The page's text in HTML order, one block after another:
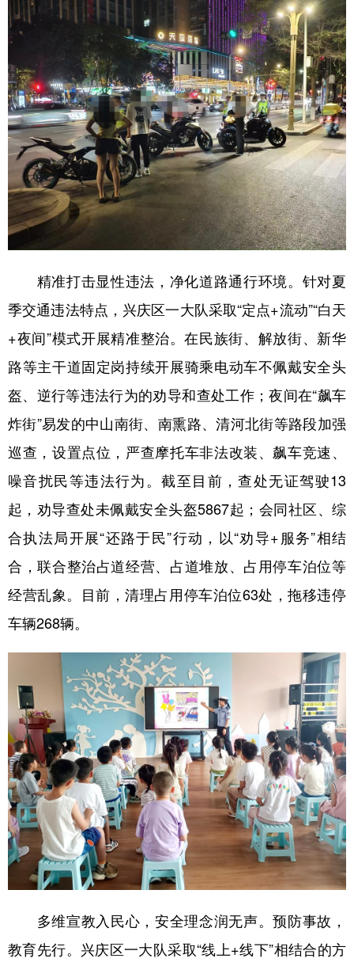
精准打击显性违法，净化道路通行环境。针对夏
季交通违法特点，兴庆区一大队采取“定点+流动”“白天
+夜间”模式开展精准整治。在民族街、解放街、新华
路等主干道固定岗持续开展骑乘电动车不佩戴安全头
盔、逆行等违法行为的劝导和查处工作；夜间在“飙车
炸街”易发的中山南街、南熏路、清河北街等路段加强
巡查，设置点位，严查摩托车非法改装、飙车竞速、
噪音扰民等违法行为。截至目前，查处无证驾驶13
起，劝导查处未佩戴安全头盔5867起；会同社区、综
合执法局开展“还路于民”行动，以“劝导+服务”相结
合，联合整治占道经营、占道堆放、占用停车泊位等
经营乱象。目前，清理占用停车泊位63处，拖移违停
车辆268辆。
多维宣教入民心，安全理念润无声。预防事故，
教育先行。兴庆区一大队采取“线上+线下”相结合的方